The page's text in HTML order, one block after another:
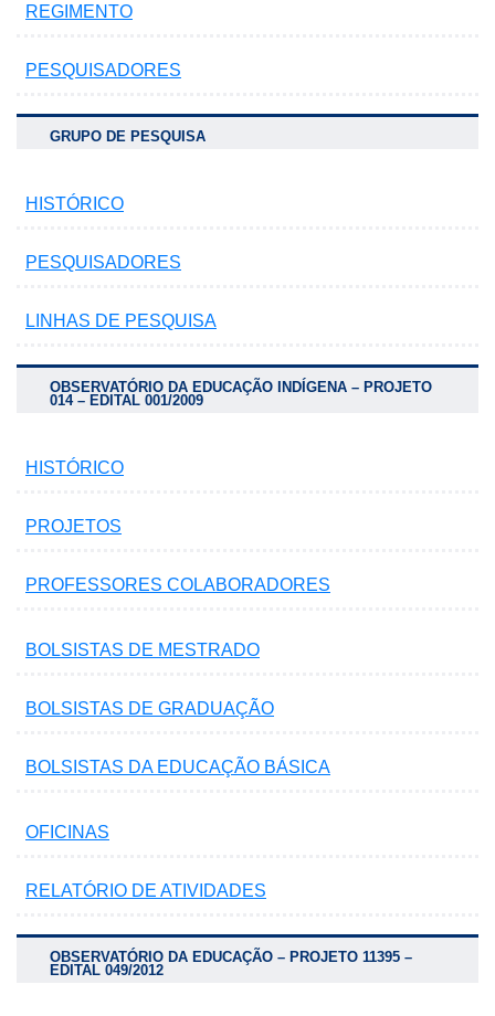
REGIMENTO
PESQUISADORES
GRUPO DE PESQUISA
HISTÓRICO
PESQUISADORES
LINHAS DE PESQUISA
OBSERVATÓRIO DA EDUCAÇÃO INDÍGENA – PROJETO
014 – EDITAL 001/2009
HISTÓRICO
PROJETOS
PROFESSORES COLABORADORES
BOLSISTAS DE MESTRADO
BOLSISTAS DE GRADUAÇÃO
BOLSISTAS DA EDUCAÇÃO BÁSICA
OFICINAS
RELATÓRIO DE ATIVIDADES
OBSERVATÓRIO DA EDUCAÇÃO – PROJETO 11395 –
EDITAL 049/2012